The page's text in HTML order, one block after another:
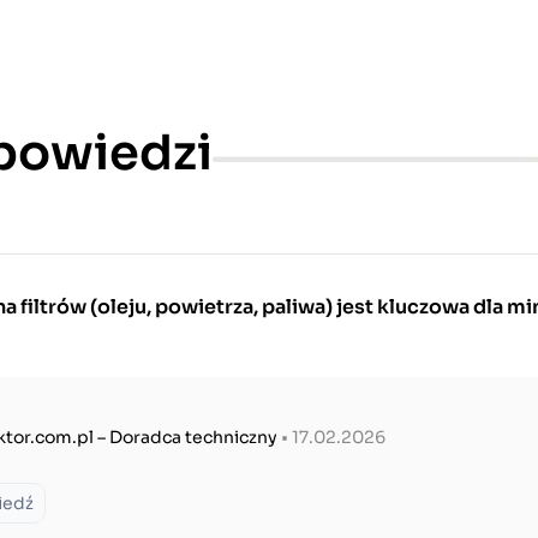
filtrów (oleju, powietrza, paliwa) jest kluczowa dla
– Doradca techniczny • 17.02.2026